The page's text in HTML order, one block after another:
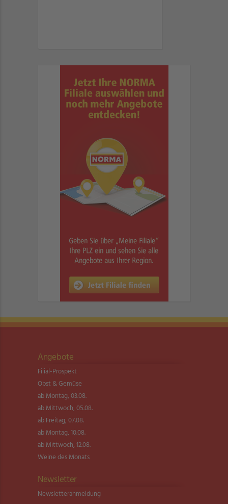
Angebote
Filial-Prospekt
Obst & Gemüse
ab Montag, 03.08.
ab Mittwoch, 05.08.
ab Freitag, 07.08.
ab Montag, 10.08.
ab Mittwoch, 12.08.
Weine des Monats
Newsletter
Newsletter­anmeldung